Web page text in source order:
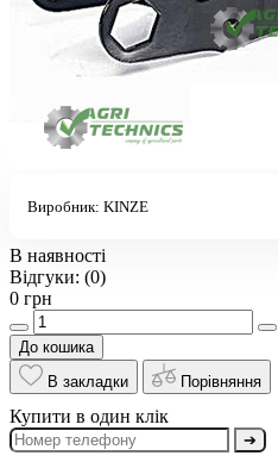
Виробник: KINZE
В наявності
Відгуки: (0)
0 грн
До кошика
В закладки
Порівняння
Купити в один клік
➔